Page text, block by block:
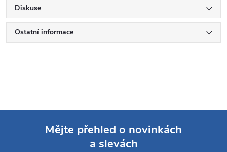
Diskuse
Ostatní informace
Mějte přehled o novinkách
a slevách